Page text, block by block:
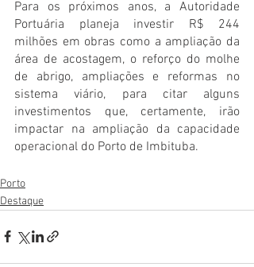
Para os próximos anos, a Autoridade
Portuária planeja investir R$ 244
milhões em obras como a ampliação da
área de acostagem, o reforço do molhe
de abrigo, ampliações e reformas no
sistema viário, para citar alguns
investimentos que, certamente, irão
impactar na ampliação da capacidade
operacional do Porto de Imbituba.
Porto
Destaque